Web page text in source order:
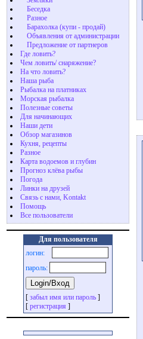
Беседка
Разное
Барахолка (купи - продай)
Объявления от администрации
Предложение от партнеров
Где ловить?
Чем ловить/ снаряжение?
На что ловить?
Наша рыба
Рыбалка на платниках
Морская рыбалка
Полезные советы
Для начинающих
Наши дети
Обзор магазинов
Кухня, рецепты
Разное
Карта водоемов и глубин
Прогноз клёва рыбы
Погода
Линки на друзей
Связь с нами, Kontakt
Помощь
Все пользователи
Для пользователя
логин:
пароль:
[ забыл имя или пароль ]
[ регистрация ]